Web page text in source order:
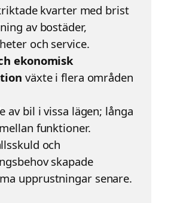
kvarter med brist
av bostäder,
och service.
ekonomisk
växte i flera områden
av bil i vissa lägen; långa
funktioner.
och
skapade
upprustningar senare.